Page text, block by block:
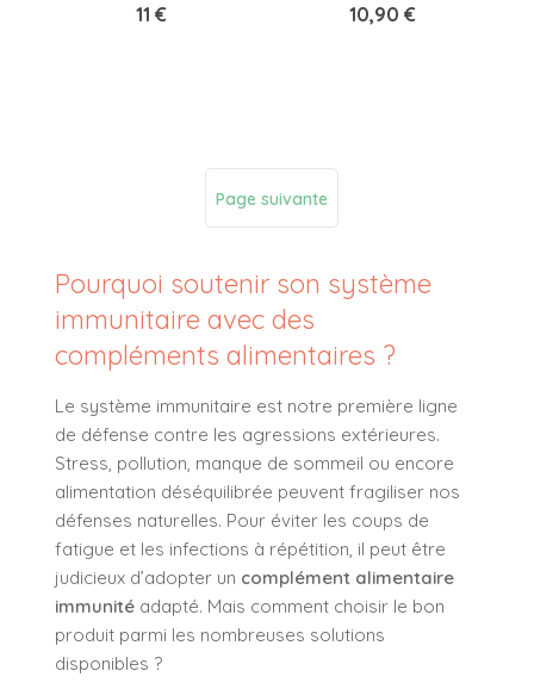
Prix
11 € Prix
10,90 €
Page suivante
Pourquoi soutenir son système
immunitaire avec des
compléments alimentaires ?
Le système immunitaire est notre première ligne
de défense contre les agressions extérieures.
Stress, pollution, manque de sommeil ou encore
alimentation déséquilibrée peuvent fragiliser nos
défenses naturelles. Pour éviter les coups de
fatigue et les infections à répétition, il peut être
judicieux d’adopter un complément alimentaire
immunité adapté. Mais comment choisir le bon
produit parmi les nombreuses solutions
disponibles ?